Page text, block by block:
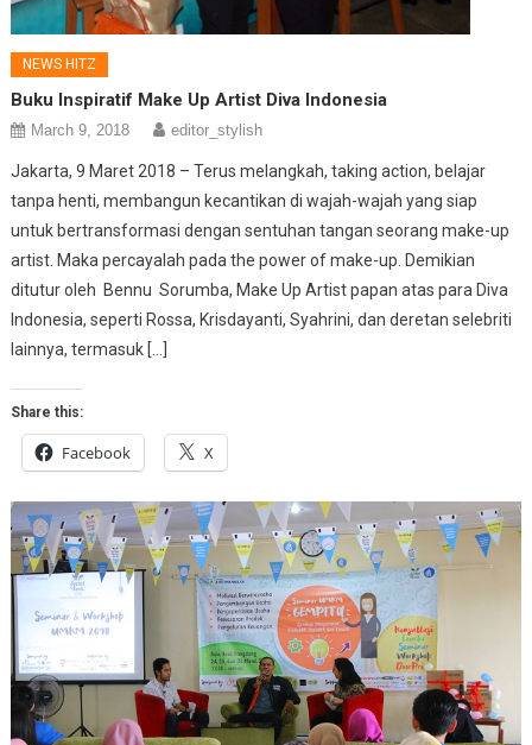
NEWS HITZ
Buku Inspiratif Make Up Artist Diva Indonesia
March 9, 2018 editor_stylish
Jakarta, 9 Maret 2018 – Terus melangkah, taking action, belajar
tanpa henti, membangun kecantikan di wajah-wajah yang siap
untuk bertransformasi dengan sentuhan tangan seorang make-up
artist. Maka percayalah pada the power of make-up. Demikian
ditutur oleh Bennu Sorumba, Make Up Artist papan atas para Diva
Indonesia, seperti Rossa, Krisdayanti, Syahrini, dan deretan selebriti
lainnya, termasuk […]
Share this:
Facebook X